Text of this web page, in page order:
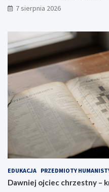
7 sierpnia 2026
EDUKACJA PRZEDMIOTY
Dawniej ojciec chrzestny –